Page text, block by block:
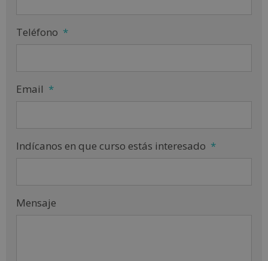
Teléfono *
Email *
Indícanos en que curso estás interesado *
Mensaje